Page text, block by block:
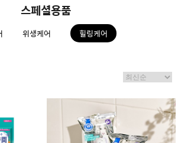
스페셜용품
위생케어 힐링케어